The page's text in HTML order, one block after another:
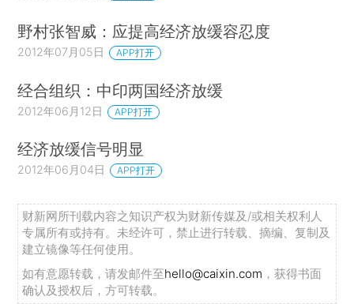
野村张智威：应提高经济放缓容忍度
2012年07月05日 APP打开
经合组织：中印两国经济放缓
2012年06月12日 APP打开
经济放缓信号明显
2012年06月04日 APP打开
财新网所刊载内容之知识产权为财新传媒及/或相关权利人
专属所有或持有。未经许可，禁止进行转载、摘编、复制及
建立镜像等任何使用。
如有意愿转载，请发邮件至hello@caixin.com ，获得书面
确认及授权后，方可转载。